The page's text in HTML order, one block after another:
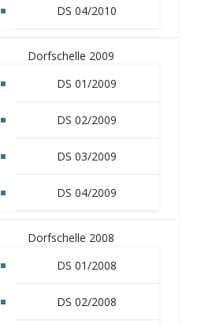
DS 04/2010
Dorfschelle 2009
DS 01/2009
DS 02/2009
DS 03/2009
DS 04/2009
Dorfschelle 2008
DS 01/2008
DS 02/2008